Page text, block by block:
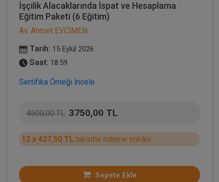
İşçilik Alacaklarında İspat ve Hesaplama
Eğitim Paketi (6 Eğitim)
Av. Ahmet EVCİMEN
Tarih: 15 Eylül 2026
Saat: 18:59
Sertifika Örneği İncele
4500,00 TL 3750,00 TL
12 x 427,50 TL taksitle ödeme imkânı.
Sepete Ekle